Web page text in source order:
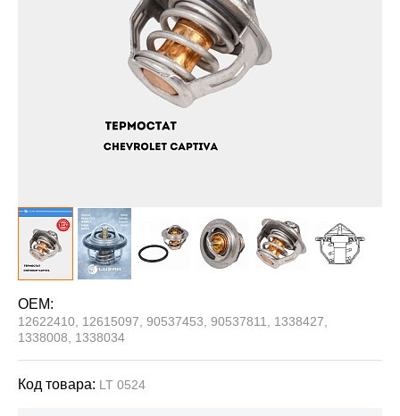
OEM:
12622410, 12615097, 90537453, 90537811, 1338427,
1338008, 1338034
Код товара: LT 0524